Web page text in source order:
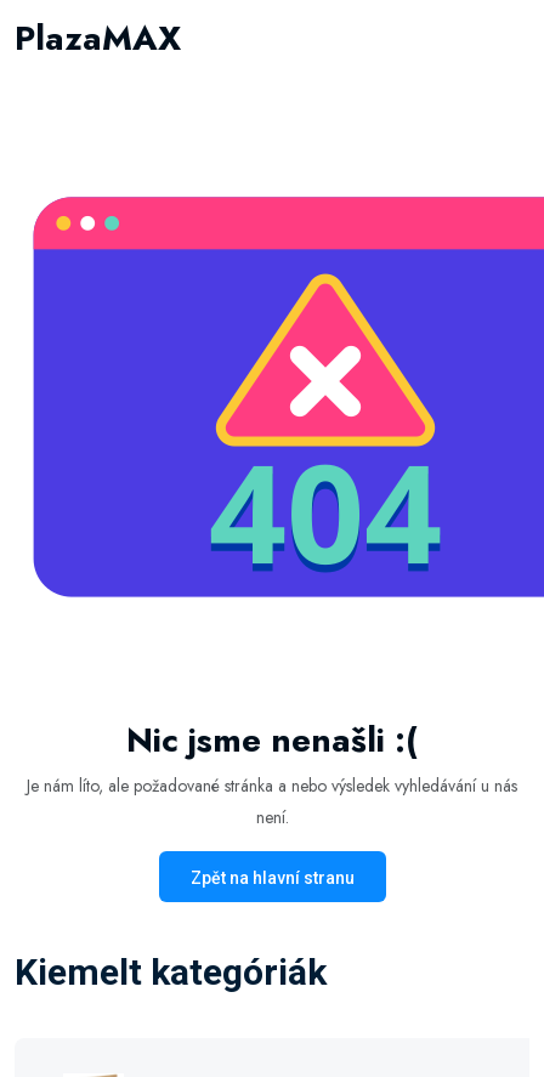
PlazaMAX
Nic jsme nenašli :(
Je nám líto, ale požadované stránka a nebo výsledek vyhledávání u nás
není.
Zpět na hlavní stranu
Kiemelt kategóriák